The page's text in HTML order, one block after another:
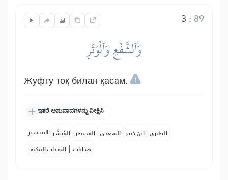
3 : 89
وَٱلشَّفۡعِ وَٱلۡوَتۡرِ
Жуфту тоқ билан қасам.
ಇತರೆ ಅನುವಾದಗಳನ್ನು ವೀಕ್ಷಿಸಿ
التفاسير: المُيسَّر المختصر السعدي ابن كثير الطبري
النفحات المكية | هدايات